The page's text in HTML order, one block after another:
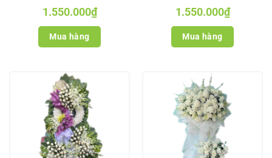
1.550.000₫
Mua hàng
1.550.000₫
Mua hàng